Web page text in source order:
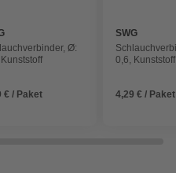
Ø:
€ / Paket
SWG
0,6, Kunststoff
4,29 € / Paket